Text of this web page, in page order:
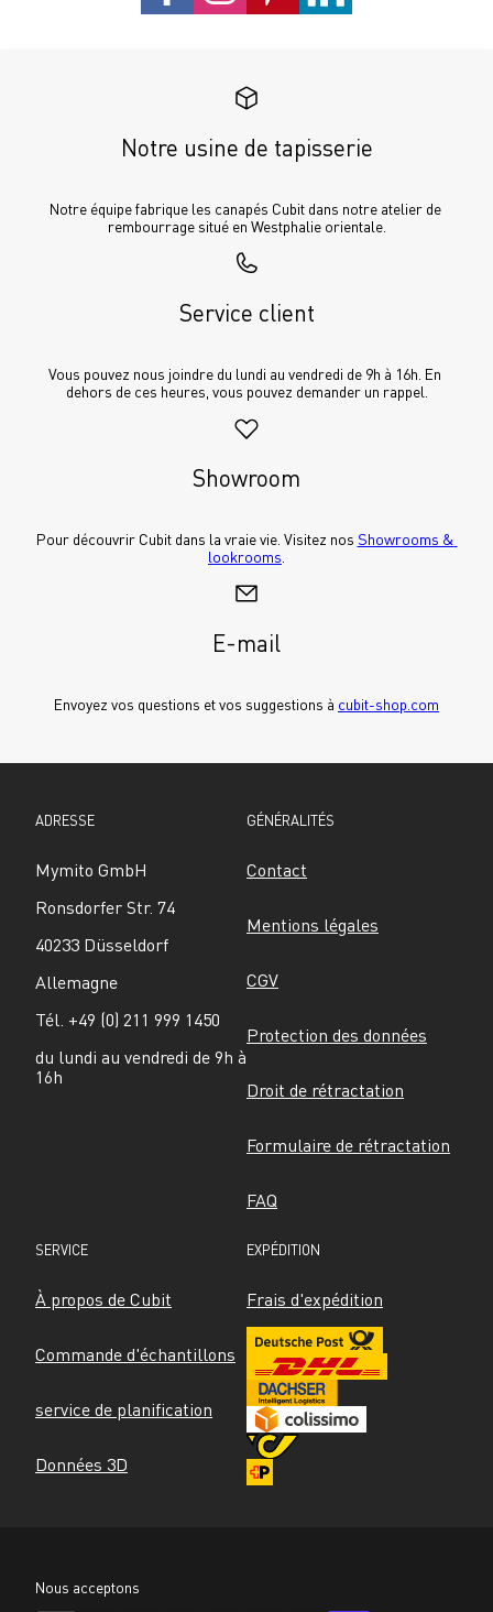
Notre usine de tapisserie
Notre équipe fabrique les canapés Cubit dans notre atelier de
rembourrage situé en Westphalie orientale.
Service client
Vous pouvez nous joindre du lundi au vendredi de 9h à 16h. En
dehors de ces heures, vous pouvez demander un rappel.
Showroom
Pour découvrir Cubit dans la vraie vie. Visitez nos Showrooms &
lookrooms
E-mail
Envoyez vos questions et vos suggestions à cubit-shop.com
ADRESSE
Mymito GmbH
Ronsdorfer Str. 74
40233 Düsseldorf
Allemagne
Tél. +49 (0) 211 999 1450
du lundi au vendredi de 9h à
16h
GÉNÉRALITÉS
Contact
Mentions légales
CGV
Protection des données
Droit de rétractation
Formulaire de rétractation
FAQ
SERVICE
À propos de Cubit
Commande d'échantillons
service de planification
Données 3D
EXPÉDITION
Frais d'expédition
Nous acceptons